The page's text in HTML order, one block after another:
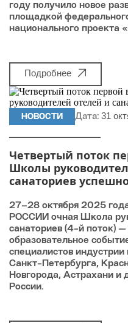
году получило новое
площадкой
национального проекта
Подробнее
НОВОСТИ Дата: 31
Четвертый поток
Школы
санаториев
27–28 октября 2025
РОССИИ очная Школа
санаториев (4-й поток) —
образовательное
специалистов
Санкт-Петербурга,
Новгорода, Астрахани и
России.